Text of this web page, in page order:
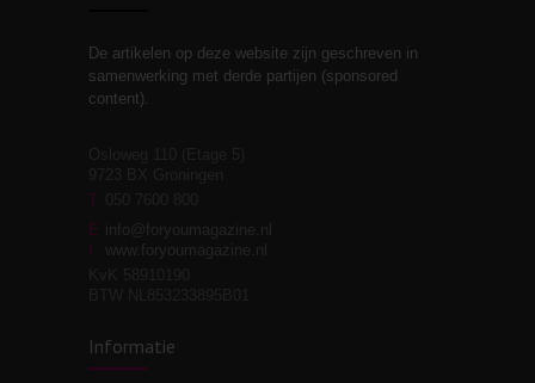
Stiefouderschap en
relaties
moeite!
De artikelen op deze website zijn geschreven in
samenwerking met derde partijen (sponsored
content).
T
E info@foryoumagazine.nl
www.foryoumagazine.nl
Informatie